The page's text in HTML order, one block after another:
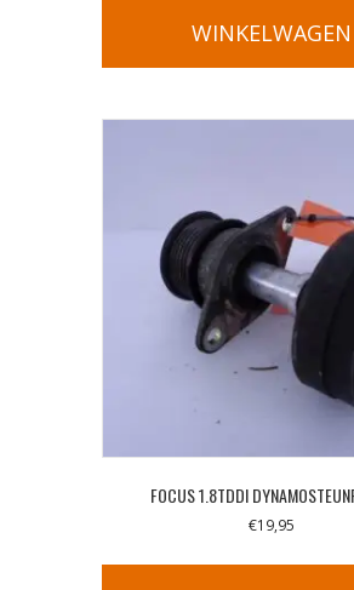
WINKELWAGEN
FOCUS 1.8TDDI
€19,95